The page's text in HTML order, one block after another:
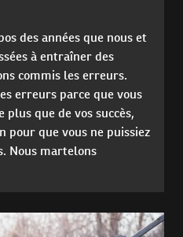
des années que nous et
à entraîner des
commis les erreurs.
erreurs parce que vous
que de vos succès,
pour que vous ne puissiez
Nous martelons